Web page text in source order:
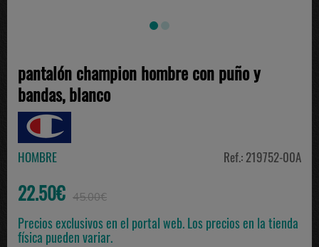
pantalón champion hombre con puño y
bandas, blanco
HOMBRE Ref.: 219752-00A
22.50€ 45.00€
Precios exclusivos en el portal web. Los precios en la tienda
física pueden variar.